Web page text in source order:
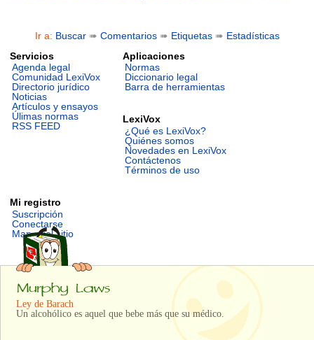
Ir a: Buscar➠ Comentarios➠ Etiquetas➠ Estadísticas
Servicios
Agenda legal
Comunidad LexiVox
Directorio jurídico
Noticias
Artículos y ensayos
Úlimas normas
RSS FEED
Aplicaciones
Normas
Diccionario legal
Barra de herramientas
LexiVox
¿Qué es LexiVox?
Quiénes somos
Novedades en LexiVox
Contáctenos
Términos de uso
Mi registro
Suscripción
Conectarse
Mapa del sitio
Ley de Barach
Un alcohólico es aquel que bebe más que su médico.